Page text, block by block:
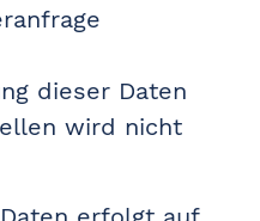
dieser Daten
wird nicht